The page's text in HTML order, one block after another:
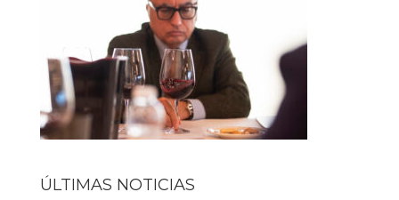
ÚLTIMAS NOTICIAS